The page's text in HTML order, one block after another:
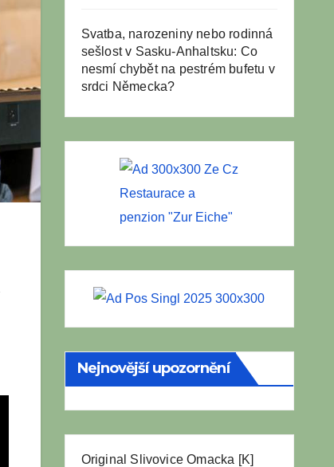
Svatba, narozeniny nebo rodinná
sešlost v Sasku-Anhaltsku: Co
nesmí chybět na pestrém bufetu v
srdci Německa?
Restaurace a
penzion "Zur Eiche"
Nejnovější upozornění
Original Slivovice Omacka [K]